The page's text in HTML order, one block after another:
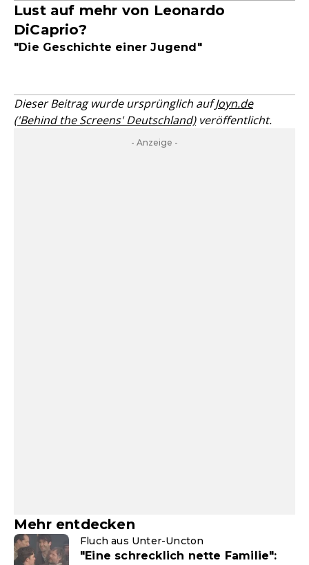
Lust auf mehr von Leonardo
DiCaprio?
"Die Geschichte einer Jugend"
Dieser Beitrag wurde ursprünglich aufJoyn.de
('Behind the Screens' Deutschland)veröffentlicht.
- Anzeige -
Mehr entdecken
Fluch aus Unter-Uncton
"Eine schrecklich nette Familie":